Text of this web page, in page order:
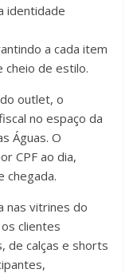
identidade
a cada item
cheio de estilo.
outlet, o
no espaço da
Águas. O
CPF ao dia,
chegada.
nas vitrines do
clientes
de calças e shorts